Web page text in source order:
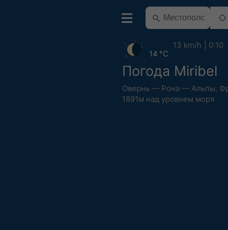
Погода Miribel
Овернь — Рона — Альпы,
1891м над уровнем моря
14 °C
13 km/h 0:10